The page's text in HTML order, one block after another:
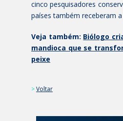
cinco pesquisadores
países também receberam
Veja também: Biólogo
mandioca que se
peixe
>Voltar